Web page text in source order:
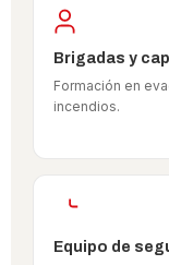
Brigadas y
Formación en
incendios.
Equipo de